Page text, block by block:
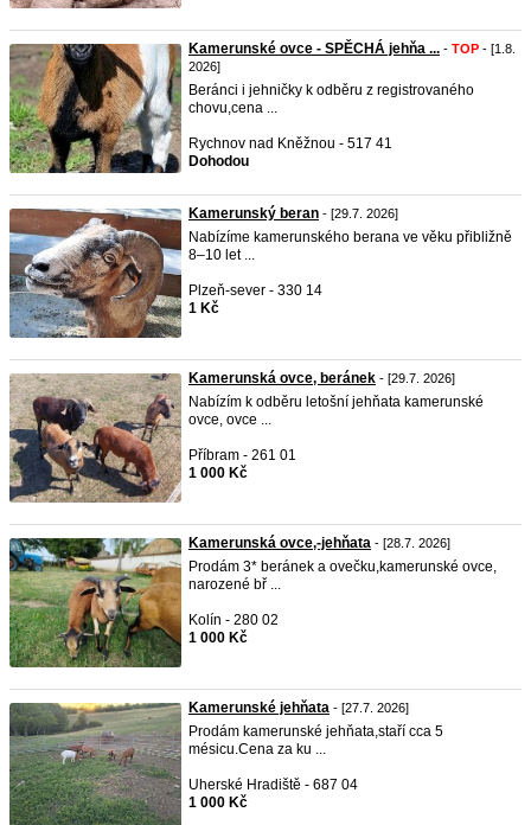
Kamerunské ovce - SPĚCHÁ jehňa ... - TOP - [1.8.
2026]
Beránci i jehničky k odběru z registrovaného
chovu,cena ...
Rychnov nad Kněžnou - 517 41
Dohodou
Kamerunský beran - [29.7. 2026]
Nabízíme kamerunského berana ve věku přibližně
8–10 let ...
Plzeň-sever - 330 14
1 Kč
Kamerunská ovce, beránek - [29.7. 2026]
Nabízím k odběru letošní jehňata kamerunské
ovce, ovce ...
Příbram - 261 01
1 000 Kč
Kamerunská ovce,-jehňata - [28.7. 2026]
Prodám 3* beránek a ovečku,kamerunské ovce,
narozené bř ...
Kolín - 280 02
1 000 Kč
Kamerunské jehňata - [27.7. 2026]
Prodám kamerunské jehňata,staří cca 5
mésicu.Cena za ku ...
Uherské Hradiště - 687 04
1 000 Kč